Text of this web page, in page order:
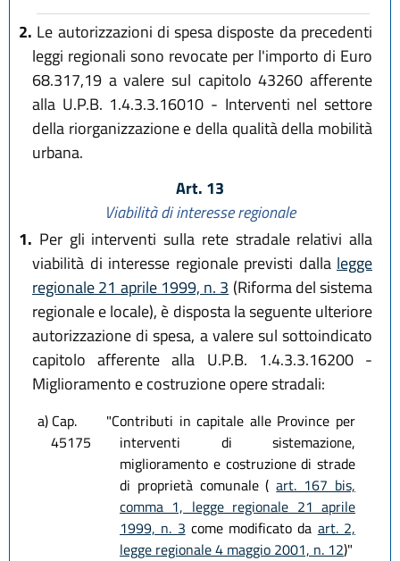
2. Le autorizzazioni di spesa disposte da precedenti
leggi regionali sono revocate per l'importo di Euro
68.317,19 a valere sul capitolo 43260 afferente
alla U.P.B. 1.4.3.3.16010 - Interventi nel settore
della riorganizzazione e della qualità della mobilità
urbana.
Art. 13
Viabilità di interesse regionale
1. Per gli interventi sulla rete stradale relativi alla
viabilità di interesse regionale previsti dalla legge
regionale 21 aprile 1999, n. 3 (Riforma del sistema
regionale e locale), è disposta la seguente ulteriore
autorizzazione di spesa, a valere sul sottoindicato
capitolo afferente alla U.P.B. 1.4.3.3.16200 -
Miglioramento e costruzione opere stradali:
a) Cap.
45175
"Contributi in capitale alle Province per
interventi di sistemazione,
miglioramento e costruzione di strade
di proprietà comunale (art. 167 bis,
comma 1, legge regionale 21 aprile
1999, n. 3 come modificato da art. 2,
legge regionale 4 maggio 2001, n. 12)"